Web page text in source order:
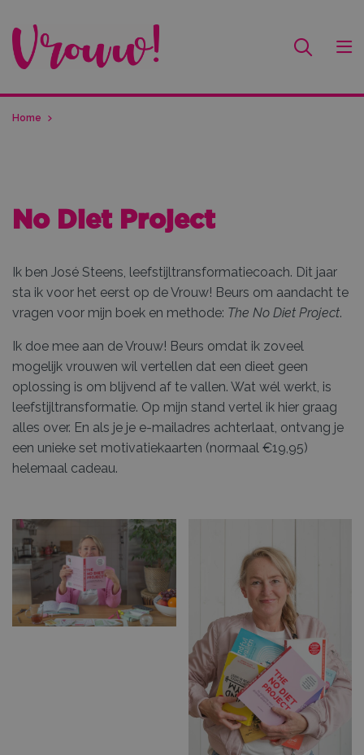
Home
No Diet Project
Ik ben José Steens, leefstijltransformatiecoach. Dit jaar
sta ik voor het eerst op de Vrouw! Beurs om aandacht te
vragen voor mijn boek en methode: The No Diet Project.
Ik doe mee aan de Vrouw! Beurs omdat ik zoveel
mogelijk vrouwen wil vertellen dat een dieet geen
oplossing is om blijvend af te vallen. Wat wél werkt, is
leefstijltransformatie. Op mijn stand vertel ik hier graag
alles over. En als je je e-mailadres achterlaat, ontvang je
een unieke set motivatiekaarten (normaal €19,95)
helemaal cadeau.